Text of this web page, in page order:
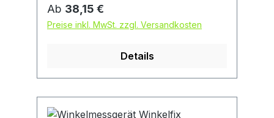
Regulärer Preis:
Ab 38,15 €
Preise inkl. MwSt. zzgl. Versandkosten
Details